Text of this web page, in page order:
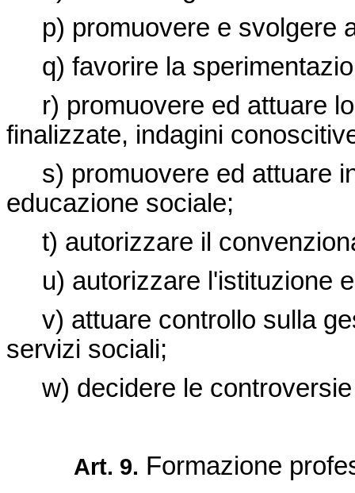
p) promuovere e svolgere
q) favorire la
r) promuovere ed attuare
finalizzate, indagini
s) promuovere ed attuare
educazione sociale;
t) autorizzare il
u) autorizzare l'istituzione
v) attuare controllo sulla
servizi sociali;
w) decidere le controversie
Art. 9. Formazione